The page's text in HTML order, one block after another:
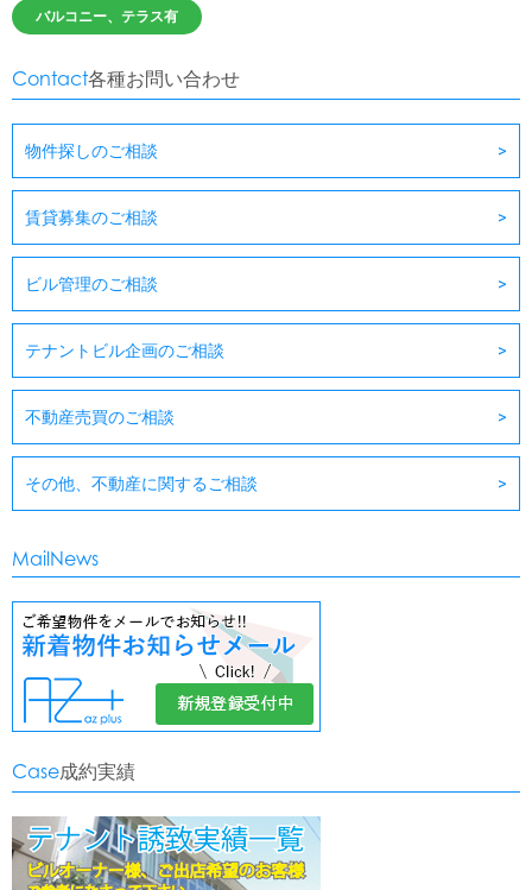
バルコニー、テラス有
Contact各種お問い合わせ
物件探しのご相談
賃貸募集のご相談
ビル管理のご相談
テナントビル企画のご相談
不動産売買のご相談
その他、不動産に関するご相談
MailNews
Case成約実績